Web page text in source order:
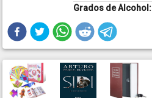
Grados de Alcohol: